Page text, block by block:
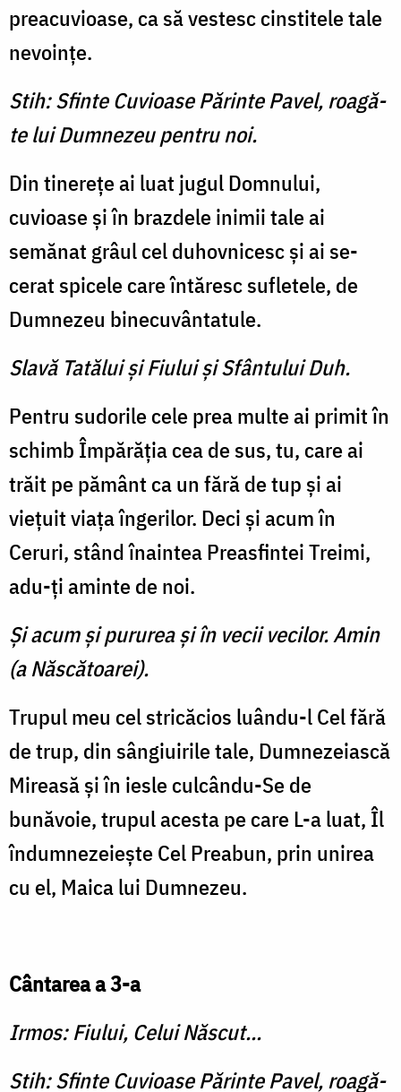
preacuvioase, ca să vestesc cinstitele tale
nevoinţe.
Stih: Sfinte Cuvioase Părinte Pavel, roagă-
te lui Dumnezeu pentru noi.
Din tinereţe ai luat jugul Domnului,
cuvioase şi în braz­dele inimii tale ai
semănat grâul cel duhovnicesc şi ai se­
cerat spicele care întăresc su­fletele, de
Dumnezeu binecu­vântatule.
Slavă Tatălui şi Fiului şi Sfântului Duh.
Pentru sudorile cele prea multe ai primit în
schimb Îm­părăţia cea de sus, tu, care ai
trăit pe pământ ca un fără de tup şi ai
vieţuit viaţa îngerilor. Deci şi acum în
Ceruri, stând înaintea Preasfintei Treimi,
adu-ţi aminte de noi.
Şi acum şi pururea şi în vecii vecilor. Amin
(a Născătoarei).
Trupul meu cel stricăcios luându-l Cel fără
de trup, din sângiuirile tale, Dumnezeiască
Mireasă şi în iesle culcându-Se de
bunăvoie, trupul acesta pe care L-a luat, Îl
îndumnezeieşte Cel Preabun, prin unirea
cu el, Maica lui Dumnezeu.
Cântarea a 3-a
Irmos: Fiului, Celui Născut...
Stih: Sfinte Cuvioase Părinte Pavel, roagă-